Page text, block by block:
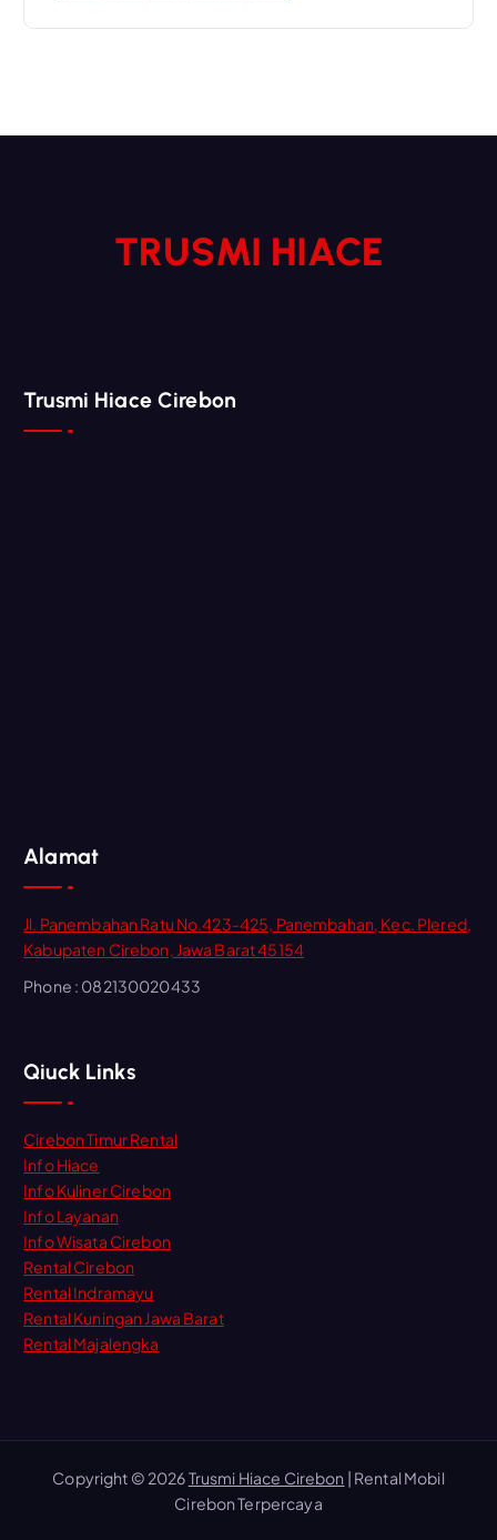
TRUSMI HIACE
Trusmi Hiace Cirebon
Alamat
Jl. Panembahan Ratu No.423-425, Panembahan, Kec. Plered,
Kabupaten Cirebon, Jawa Barat 45154
Phone : 082130020433
Qiuck Links
Cirebon Timur Rental
Info Hiace
Info Kuliner Cirebon
Info Layanan
Info Wisata Cirebon
Rental Cirebon
Rental Indramayu
Rental Kuningan Jawa Barat
Rental Majalengka
Copyright © 2026Trusmi Hiace Cirebon | Rental Mobil
Cirebon Terpercaya